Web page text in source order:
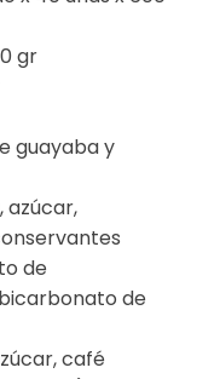
gr
guayaba y
azúcar,
de
de
café